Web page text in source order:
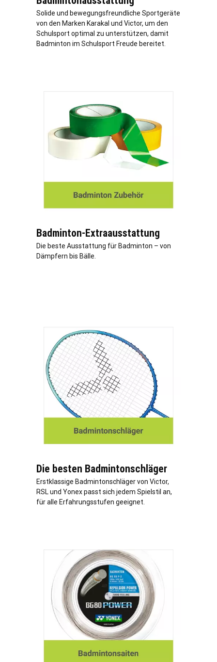
Solide und bewegungsfreundliche Sportgeräte
von den Marken Karakal und Victor, um den
Schulsport optimal zu unterstützen, damit
Badminton im Schulsport Freude bereitet.
Badminton-Extraausstattung
Die beste Ausstattung für Badminton – von
Dämpfern bis Bälle.
Die besten Badmintonschläger
Erstklassige Badmintonschläger von Victor,
RSL und Yonex passt sich jedem Spielstil an,
für alle Erfahrungsstufen geeignet.